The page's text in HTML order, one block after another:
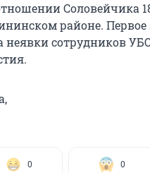
Соловейчика
районе.
неявки сотрудников
0 0